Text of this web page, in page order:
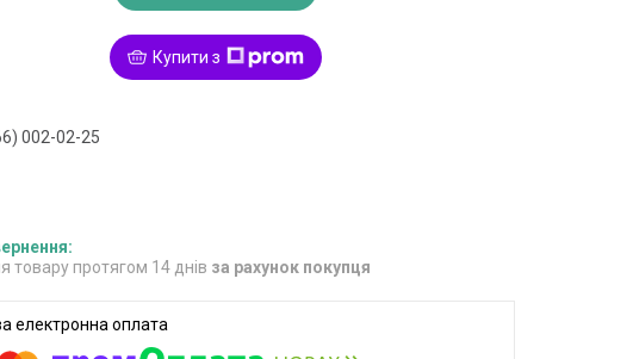
Купити з
002-02-25
товару протягом 14 днів за рахунок покупця